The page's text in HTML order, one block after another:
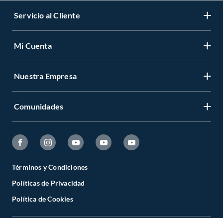
Servicio al Cliente
Mi Cuenta
Nuestra Empresa
Comunidades
Términos y Condiciones
Políticas de Privacidad
Política de Cookies